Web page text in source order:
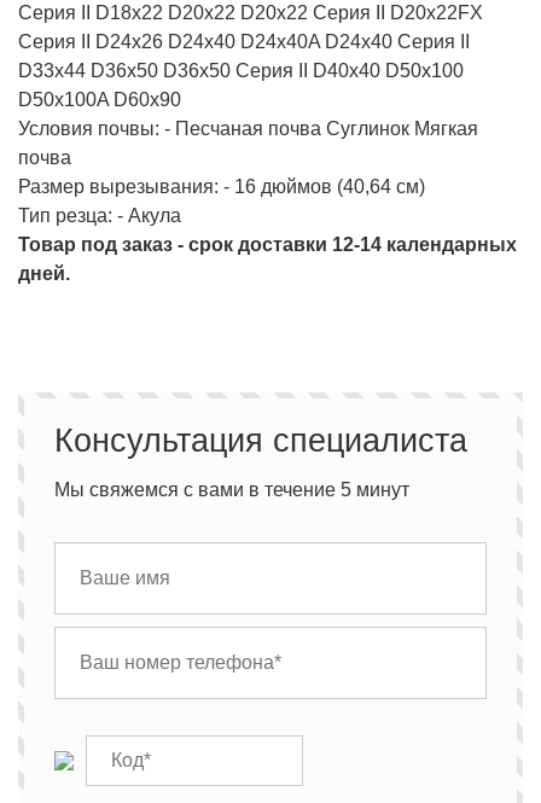
Серия II D18x22 D20x22 D20x22 Серия II D20x22FX
Серия II D24x26 D24x40 D24x40A D24x40 Серия II
D33x44 D36x50 D36x50 Серия II D40x40 D50x100
D50x100A D60x90
Условия почвы: - Песчаная почва Суглинок Мягкая
почва
Размер вырезывания: - 16 дюймов (40,64 см)
Тип резца: - Акула
Товар под заказ - срок доставки 12-14 календарных
дней.
Консультация специалиста
Мы свяжемся с вами в течение 5 минут